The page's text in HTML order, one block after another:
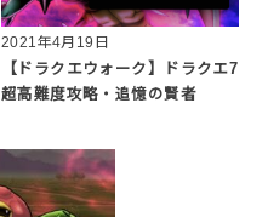
2021年4月19日
【ドラクエウォーク】ドラクエ7
超高難度攻略・追憶の賢者